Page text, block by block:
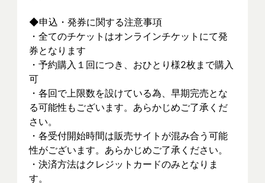
◆申込・発券に関する注意事項
・全てのチケットはオンラインチケットにて発
券となります
・予約購入１回につき、おひとり様2枚まで購入
可
・各回で上限数を設けている為、早期完売とな
る可能性もございます。あらかじめご了承くだ
さい。
・各受付開始時間は販売サイトが混み合う可能
性がございます。あらかじめご了承ください。
・決済方法はクレジットカードのみとなりま
す。